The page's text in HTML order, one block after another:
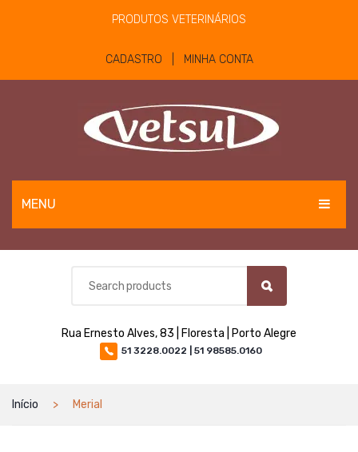
PRODUTOS VETERINÁRIOS
CADASTRO | MINHA CONTA
MENU
EQUINOS
BOVINOS E OVINOS
MATERIAIS E EQUIPAMENTOS
Rua Ernesto Alves, 83 | Floresta | Porto Alegre
51 3228.0022 | 51 98585.0160
Início Merial